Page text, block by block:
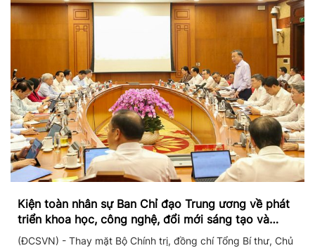
Kiện toàn nhân sự Ban Chỉ đạo Trung ương về phát
triển khoa học, công nghệ, đổi mới sáng tạo và
chuyển đổi số
(ĐCSVN) - Thay mặt Bộ Chính trị, đồng chí Tổng Bí thư, Chủ